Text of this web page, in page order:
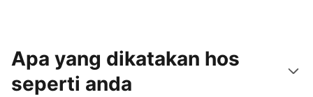
Apa yang dikatakan hos
seperti anda